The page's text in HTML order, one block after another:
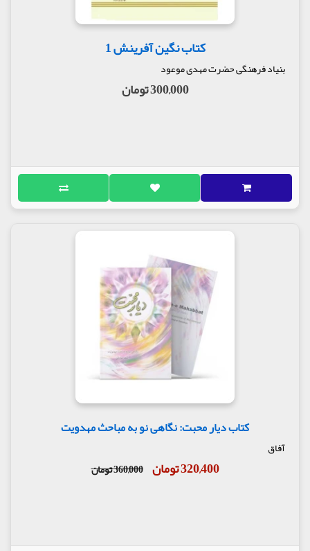
کتاب نگین آفرینش 1
بنیاد فرهنگی حضرت مهدی موعود
300,000 تومان
کتاب دیار محبت: نگاهی نو به مباحث مهدویت
آفاق
320,400 تومان 360,000 تومان